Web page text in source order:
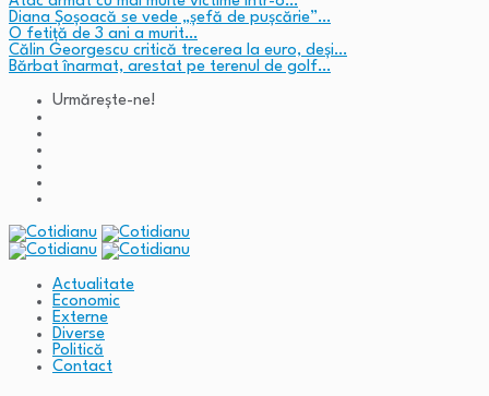
Diana Șoșoacă se vede „șefă de pușcărie”…
O fetiță de 3 ani a murit…
Călin Georgescu critică trecerea la euro, deși…
Bărbat înarmat, arestat pe terenul de golf…
Urmărește-ne!
Actualitate
Economic
Externe
Diverse
Politică
Contact